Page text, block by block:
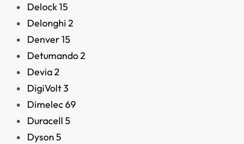
Delock15
Delonghi 2
Denver15
Detumando2
Devia2
DigiVolt3
Dimelec69
Duracell 5
Dyson 5